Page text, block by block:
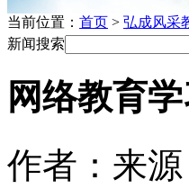
当前位置： 首页 > 弘成风采
新闻搜索
网络教育
作者： 来